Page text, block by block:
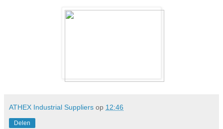
ATHEX Industrial Suppliers op 12:46
Delen